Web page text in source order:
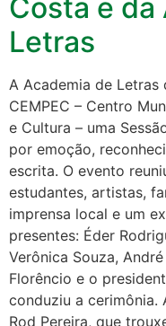
Costa e da
Letras
A Academia de
CEMPEC – Centro
e Cultura – uma
por emoção,
escrita. O evento
estudantes, artistas,
imprensa local e um
presentes: Éder
Verônica Souza,
Florêncio e o
conduziu a
Rod Pereira, que